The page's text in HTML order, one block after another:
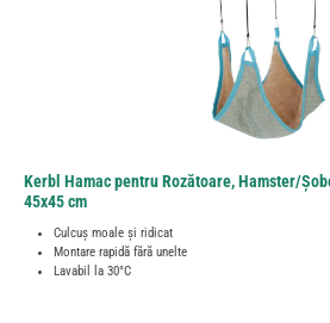
Kerbl Hamac pentru Rozătoare, Hamster/
45x45 cm
Culcuș moale și ridicat
Montare rapidă fără unelte
Lavabil la 30°C